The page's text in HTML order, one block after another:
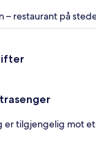
– restaurant på
er tilgjengelig mot